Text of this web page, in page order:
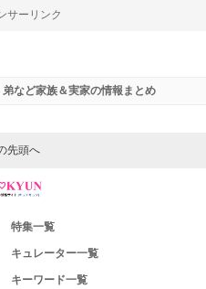
サーリンク
など家族＆実家の情報まとめ
先頭へ
特集一覧
キュレーター一覧
キーワード一覧